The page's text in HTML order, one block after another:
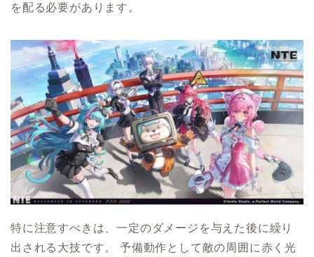
を配る必要があります。
特に注意すべきは、一定のダメージを与えた後に繰り
出される大技です。 予備動作として敵の周囲に赤く光